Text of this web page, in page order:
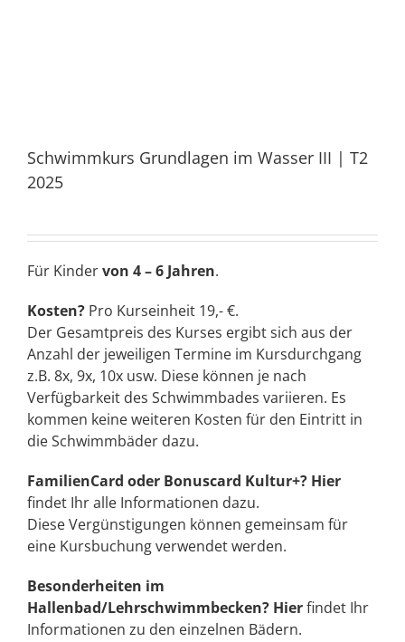
Schwimmkurs Grundlagen im Wasser III | T2
2025
Für Kindervon 4 – 6 Jahren.
Kosten? Pro Kurseinheit 19,- €.
Der Gesamtpreis des Kurses ergibt sich aus der
Anzahl der jeweiligen Termine im Kursdurchgang
z.B. 8x, 9x, 10x usw. Diese können je nach
Verfügbarkeit des Schwimmbades variieren. Es
kommen keine weiteren Kosten für den Eintritt in
die Schwimmbäder dazu.
FamilienCard oder Bonuscard Kultur+? Hier
findet Ihr alle Informationen dazu.
Diese Vergünstigungen können gemeinsam für
eine Kursbuchung verwendet werden.
Besonderheiten im
Hallenbad/Lehrschwimmbecken? Hierfindet Ihr
Informationen zu den einzelnen Bädern.